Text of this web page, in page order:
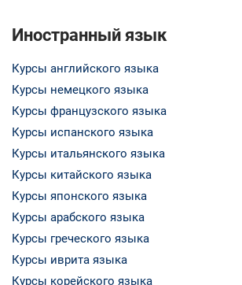
Иностранный язык
Курсы английского языка
Курсы немецкого языка
Курсы французского языка
Курсы испанского языка
Курсы итальянского языка
Курсы китайского языка
Курсы японского языка
Курсы арабского языка
Курсы греческого языка
Курсы иврита языка
Курсы корейского языка